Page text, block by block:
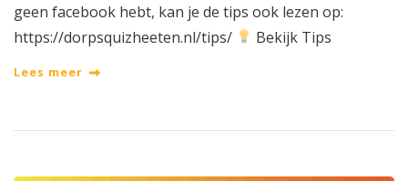
geen facebook hebt, kan je de tips ook lezen op:
https://dorpsquizheeten.nl/tips/
Bekijk Tips
Lees meer